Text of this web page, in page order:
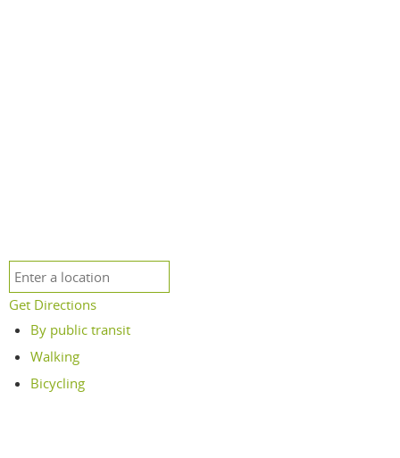
Get Directions
By public transit
Walking
Bicycling